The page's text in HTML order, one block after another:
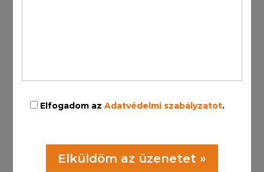
Elfogadom azAdatvédelmi szabályzatot.